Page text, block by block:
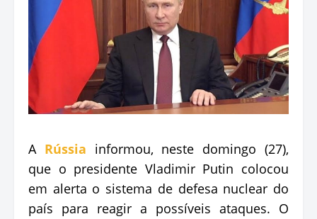
A Rússia informou, neste domingo (27),
que o presidente Vladimir Putin colocou
em alerta o sistema de defesa nuclear do
país para reagir a possíveis ataques. O